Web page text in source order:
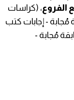
الفروع، (كراسات
مُجابة - إجابات كتب
مُجابة -